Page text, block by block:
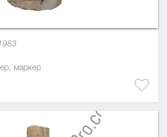
маркер